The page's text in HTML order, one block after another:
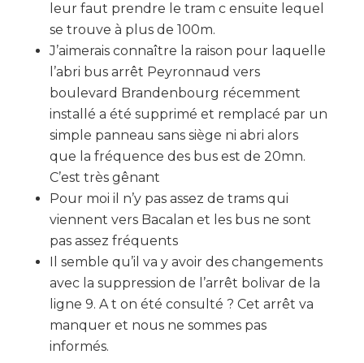
leur faut prendre le tram c ensuite lequel
se trouve à plus de 100m.
J’aimerais connaître la raison pour laquelle
l’abri bus arrêt Peyronnaud vers
boulevard Brandenbourg récemment
installé a été supprimé et remplacé par un
simple panneau sans siège ni abri alors
que la fréquence des bus est de 20mn.
C’est très gênant
Pour moi il n’y pas assez de trams qui
viennent vers Bacalan et les bus ne sont
pas assez fréquents
Il semble qu’il va y avoir des changements
avec la suppression de l’arrêt bolivar de la
ligne 9. A t on été consulté ? Cet arrêt va
manquer et nous ne sommes pas
informés.